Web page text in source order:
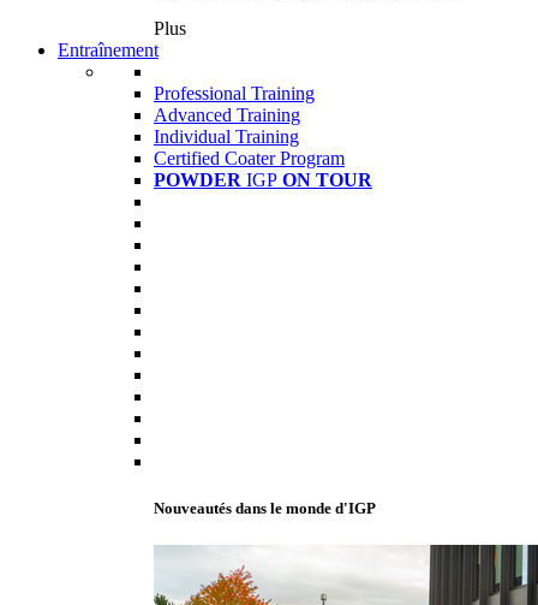
Plus
Entraînement
Professional Training
Advanced Training
Individual Training
Certified Coater Program
POWDER IGP ON TOUR
Nouveautés dans le monde d'IGP